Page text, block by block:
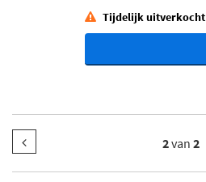
Tijdelijk uitverkocht
2van 2